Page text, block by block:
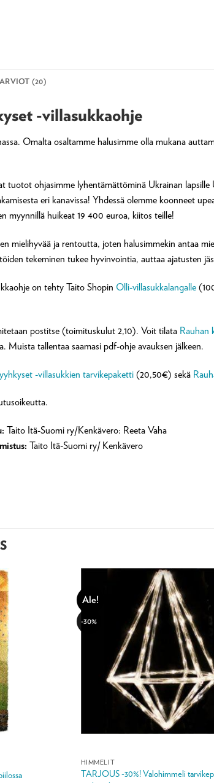
ARVIOT (20)
-villasukkaohje
Omalta osaltamme halusimme olla mukana
tuotot ohjasimme lyhentämättöminä Ukrainan
eri kanavissa! Yhdessä olemme koonneet
myynnillä huikeat 19 400 euroa, kiitos teille!
mielihyvää ja rentoutta, joten halusimmekin antaa
tekeminen tukee hyvinvointia, auttaa ajatusten
on tehty Taito Shopin Olli-villasukkalangalle
postitse (toimituskulut 2,10). Voit tilata Rauhan
Muista tallentaa saamasi pdf-ohje avauksen jälkeen.
-villasukkien tarvikepaketti (20,50€) sekä
Taito Itä-Suomi ry/Kenkävero: Reeta Vaha
Taito Itä-Suomi ry/ Kenkävero
Ale!
-30%
HIMMELIT
TARJOUS -30%! Valohimmeli